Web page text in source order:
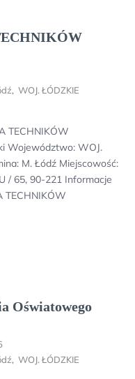
, WOJ. ŁÓDZKIE
TECHNIKÓW
Województwo: WOJ.
M. Łódź Miejscowość:
/ 65, 90-221 Informacje
TECHNIKÓW
Oświatowego
, WOJ. ŁÓDZKIE